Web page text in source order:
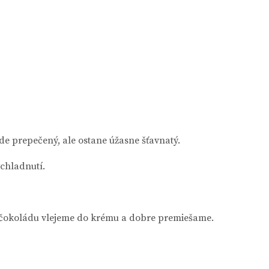
prepečený, ale ostane úžasne šťavnatý.
vlejeme do krému a dobre premiešame.